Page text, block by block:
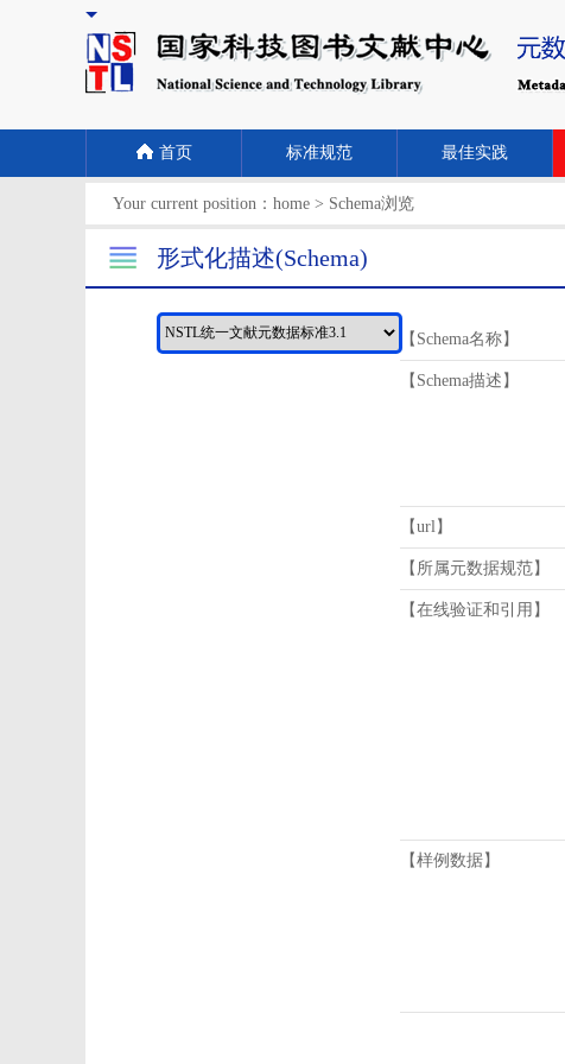
首页 标准规范 最佳实践
Your current position： home > Schema浏览
形式化描述(Schema)
【Schema名称】
【Schema描述】
【url】
【所属元数据规范】
【在线验证和引用】
【样例数据】